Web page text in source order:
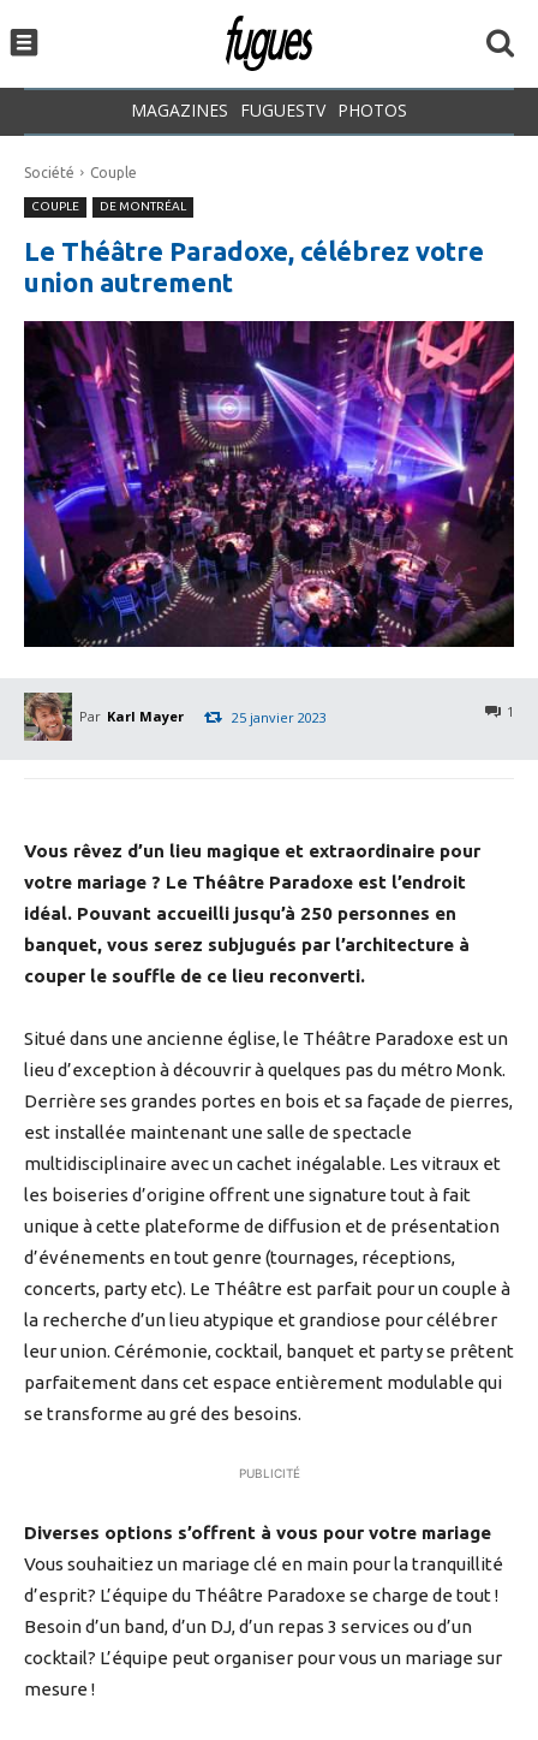
MAGAZINES FUGUESTV PHOTOS
Société Couple
COUPLE DE MONTRÉAL
Le Théâtre Paradoxe, célébrez votre
union autrement
Par Karl Mayer 1
25 janvier 2023
Vous rêvez d’un lieu magique et extraordinaire pour
votre mariage ? Le Théâtre Paradoxe est l’endroit
idéal. Pouvant accueilli jusqu’à 250 personnes en
banquet, vous serez subjugués par l’architecture à
couper le souffle de ce lieu reconverti.
Situé dans une ancienne église, le Théâtre Paradoxe est un
lieu d’exception à découvrir à quelques pas du métro Monk.
Derrière ses grandes portes en bois et sa façade de pierres,
est installée maintenant une salle de spectacle
multidisciplinaire avec un cachet inégalable. Les vitraux et
les boiseries d’origine offrent une signature tout à fait
unique à cette plateforme de diffusion et de présentation
d’événements en tout genre (tournages, réceptions,
concerts, party etc). Le Théâtre est parfait pour un couple à
la recherche d’un lieu atypique et grandiose pour célébrer
leur union. Cérémonie, cocktail, banquet et party se prêtent
parfaitement dans cet espace entièrement modulable qui
se transforme au gré des besoins.
PUBLICITÉ
Diverses options s’offrent à vous pour votre mariage
Vous souhaitiez un mariage clé en main pour la tranquillité
d’esprit? L’équipe du Théâtre Paradoxe se charge de tout !
Besoin d’un band, d’un DJ, d’un repas 3 services ou d’un
cocktail? L’équipe peut organiser pour vous un mariage sur
mesure !